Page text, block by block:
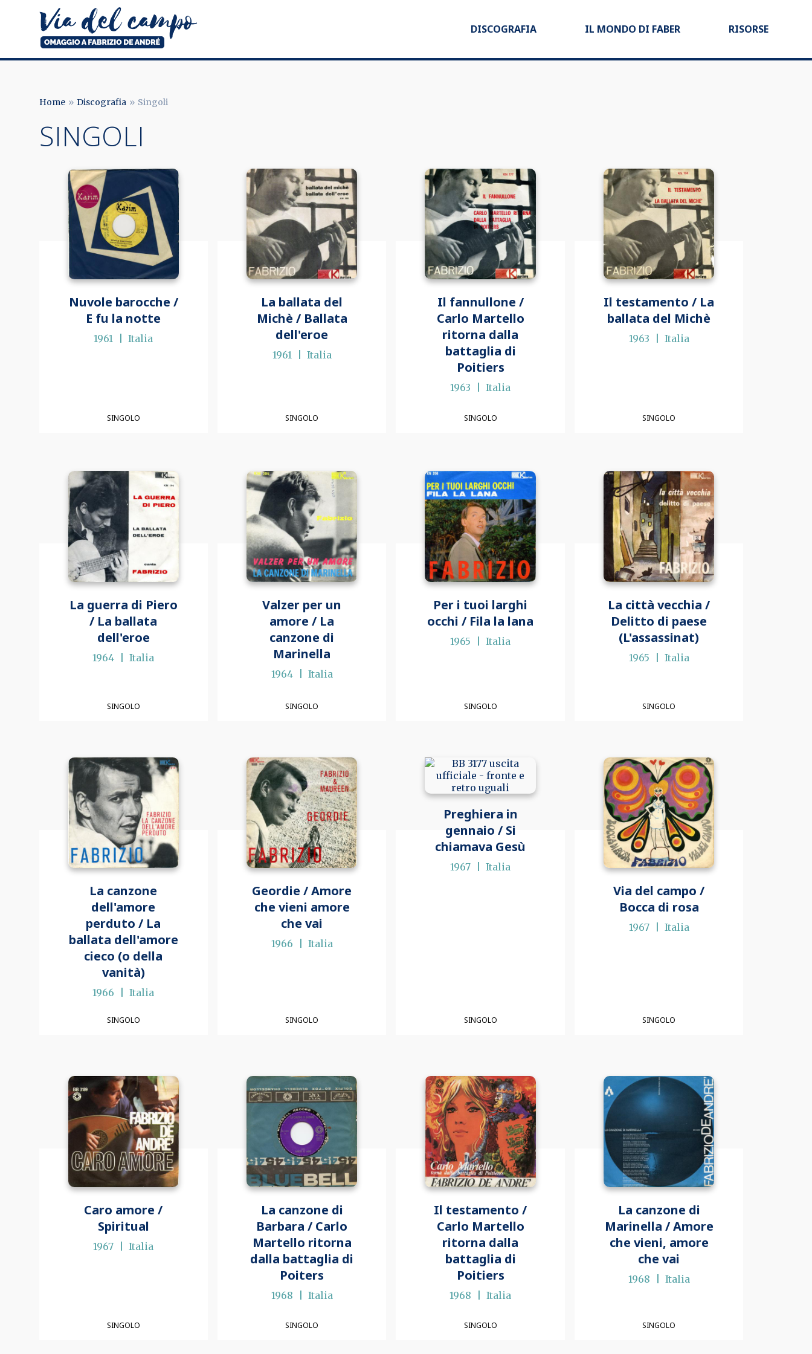
contenuto
principale
Via
campo
DISCOGRAFIA IL MONDO DI FABER RISORSE
DI
Home Discografia Singoli
SINGOLI
Nuvole barocche /
E fu la notte
1961 Italia
SINGOLO
La ballata del
Michè / Ballata
dell'eroe
1961 Italia
SINGOLO
Il fannullone /
Carlo Martello
ritorna dalla
battaglia di
Poitiers
1963 Italia
SINGOLO
Il testamento / La
ballata del Michè
1963 Italia
SINGOLO
La guerra di Piero
/ La ballata
dell'eroe
1964 Italia
SINGOLO
Valzer per un
amore / La
canzone di
Marinella
1964 Italia
SINGOLO
Per i tuoi larghi
occhi / Fila la lana
1965 Italia
SINGOLO
La città vecchia /
Delitto di paese
(L'assassinat)
1965 Italia
SINGOLO
La canzone
dell'amore
perduto / La
ballata dell'amore
cieco (o della
vanità)
1966 Italia
SINGOLO
Geordie / Amore
che vieni amore
che vai
1966 Italia
SINGOLO
Preghiera in
gennaio / Si
chiamava Gesù
1967 Italia
SINGOLO
Via del campo /
Bocca di rosa
1967 Italia
SINGOLO
Caro amore /
Spiritual
1967 Italia
SINGOLO
La canzone di
Barbara / Carlo
Martello ritorna
dalla battaglia di
Poiters
1968 Italia
SINGOLO
Il testamento /
Carlo Martello
ritorna dalla
battaglia di
Poitiers
1968 Italia
SINGOLO
La canzone di
Marinella / Amore
che vieni, amore
che vai
1968 Italia
SINGOLO